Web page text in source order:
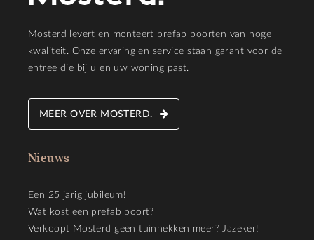
Mosterd levert en monteert prefab poorten van hoge
kwaliteit. Onze ervaring en service staan garant voor de
entree die bij u en uw woning past.
MEER OVER MOSTERD.
Nieuws
Een 25 jarig jubileum!
Wat kost een prefab poort?
Verkoopt Mosterd geen tuinhekken meer? Jazeker!